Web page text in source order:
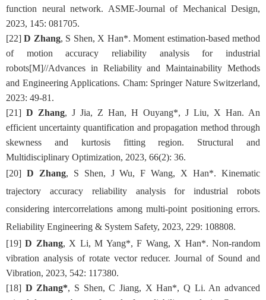
function neural network. ASME-Journal of Mechanical Design,
2023, 145: 081705.
[22] D Zhang, S Shen, X Han*. Moment estimation-basedmethod
of motionaccuracyreliability analysis forindustrial
robots[M]//Advances in Reliability and Maintainability Methods
and Engineering Applications. Cham: Springer Nature Switzerland,
2023: 49-81.
[21] D Zhang, J Jia, Z Han, H Ouyang*, J Liu, X Han. An
efficient uncertainty quantification and propagation method through
skewness and kurtosis fitting region. Structural and
Multidisciplinary Optimization, 2023, 66(2): 36.
[20] D Zhang, S Shen, J Wu,F Wang, X Han*. Kinematic
trajectory accuracy reliability analysis for industrial robots
considering intercorrelations among multi-point positioning errors.
Reliability Engineering & System Safety, 2023, 229: 108808.
[19] D Zhang, X Li, M Yang*,F Wang, X Han*. Non-random
vibration analysis of rotate vector reducer. Journal of Sound and
Vibration, 2023, 542: 117380.
[18] D Zhang*, S Shen, C Jiang, X Han*, Q Li. An advanced